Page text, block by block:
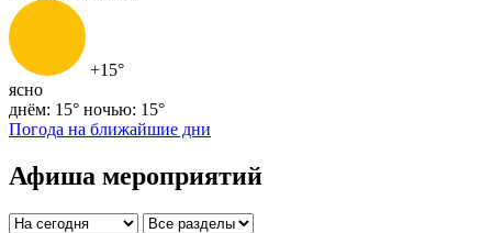
+15°
ясно
днём: 15° ночью: 15°
Погода на ближайшие дни
Афиша мероприятий